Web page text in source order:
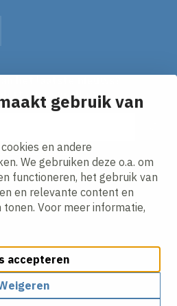
gebruik van
en andere
We gebruiken deze o.a. om
functioneren, het gebruik van
en relevante content en
Voor meer informatie,
accepteren
in je mailbox!
statement.
beleidPrivacy policy
inkoopvoorwaarden